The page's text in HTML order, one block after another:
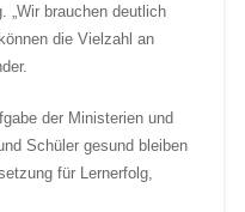
„Wir brauchen deutlich
die Vielzahl an
der Ministerien und
Schüler gesund bleiben
für Lernerfolg,